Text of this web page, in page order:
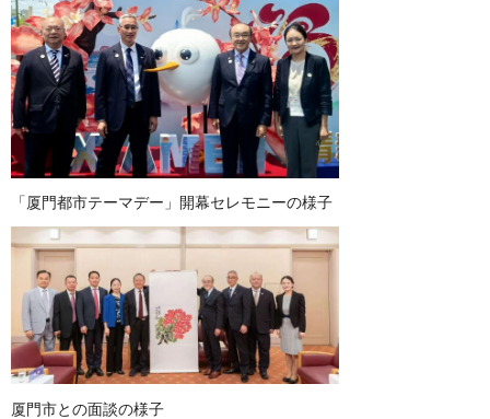
「厦門都市テーマデー」開幕セレモニーの様子
厦門市との面談の様子